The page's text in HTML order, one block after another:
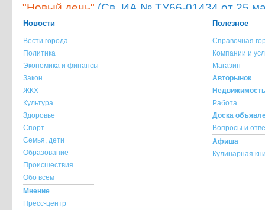
"Новый день" (Св. ИА № ТУ66-01434 от 25
Мнение администрации сайта не всегда
опубликованного материала!
При копировании материала с сайта
ссылка на источник обязательна.
При использовании материала с сайта
указание источника и автора материала
По всем вопросам обращайтесь на
Новости
Вести города
Политика
Экономика и финансы
Закон
ЖКХ
Культура
Здоровье
Спорт
Семья, дети
Образование
Происшествия
Обо всем
Мнение
Пресс-центр
Полезное
Справочная
Компании и
Магазин
Авторынок
Недвижимость
Работа
Доска
Вопросы и
Афиша
Кулинарная